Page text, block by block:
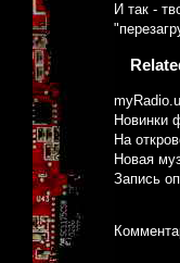
И так -
Новинки
На
Новая
Запись